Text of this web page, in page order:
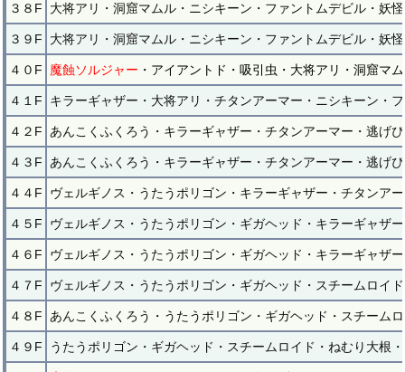
３８F 大将アリ・洞窟マムル・ニシキーン・ファントムデビル・妖
３９F 大将アリ・洞窟マムル・ニシキーン・ファントムデビル・妖
４０F 魔蝕ソルジャー ・アイアントド・吸引虫・大将アリ・洞窟マ
４１F キラーギャザー・大将アリ・チタンアーマー・ニシキーン・
４２F あんこくふくろう・キラーギャザー・チタンアーマー・逃げ
４３F あんこくふくろう・キラーギャザー・チタンアーマー・逃げ
４４F ヴェルギノス・うたうポリゴン・キラーギャザー・チタンア
４５F ヴェルギノス・うたうポリゴン・ギガヘッド・キラーギャザ
４６F ヴェルギノス・うたうポリゴン・ギガヘッド・キラーギャザ
４７F ヴェルギノス・うたうポリゴン・ギガヘッド・スチームロイ
４８F あんこくふくろう・うたうポリゴン・ギガヘッド・スチーム
４９F うたうポリゴン・ギガヘッド・スチームロイド・ねむり大根